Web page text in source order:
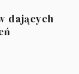
dających